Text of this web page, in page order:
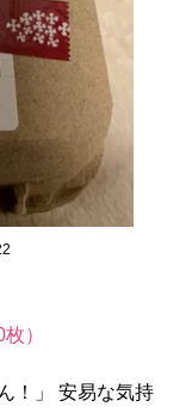
）
！」 安易な気持